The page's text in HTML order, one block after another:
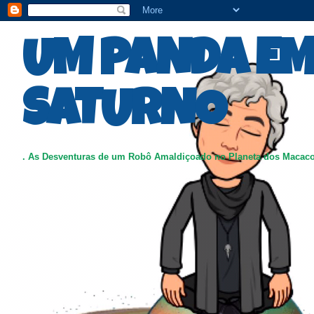
UM PANDA
SATURNO
. As Desventuras de um Robô Amaldiçoado no Planeta dos